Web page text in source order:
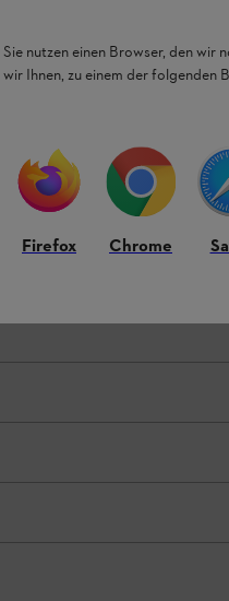
af udstyrsfunktionerne
Sie nutzen einen Browser, den wir
wir Ihnen, zu einem der folgenden
Firefox Chrome